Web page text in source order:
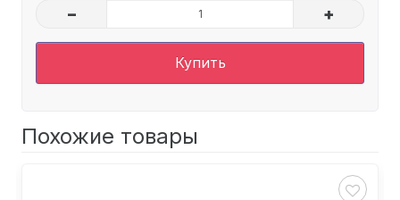
– +
Купить
Похожие товары